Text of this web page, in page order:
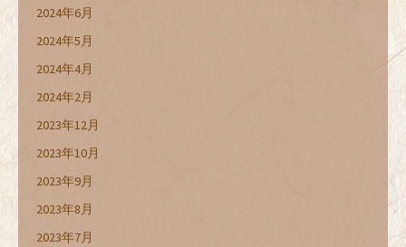
2024年6月
2024年5月
2024年4月
2024年2月
2023年12月
2023年10月
2023年9月
2023年8月
2023年7月